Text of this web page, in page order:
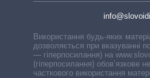
Використання будь-яких
дозволяється при вказуванні
— гіперпосилання) на
(гіперпосилання) обов’язкове
часткового використання